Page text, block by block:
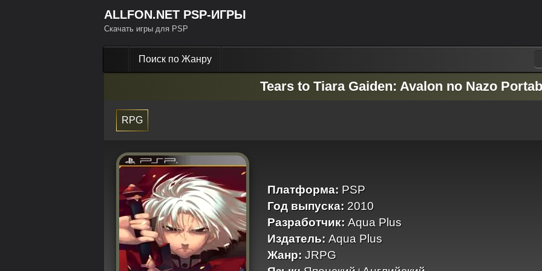
ALLFON.NET PSP-ИГРЫ
Скачать игры для PSP
Поиск по Жанру
Tears to Tiara Gaiden: Avalon no Nazo
RPG
Платформа: PSP
Год выпуска: 2010
Разработчик: Aqua Plus
Издатель: Aqua Plus
Жанр: JRPG